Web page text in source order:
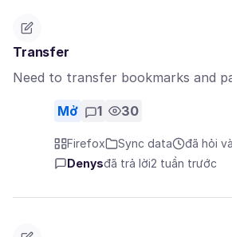
Transfer
Need to transfer bookmarks and
Mở 1 30
Firefox Sync data
đã hỏi
Denysđã trả lời2 tuần trước